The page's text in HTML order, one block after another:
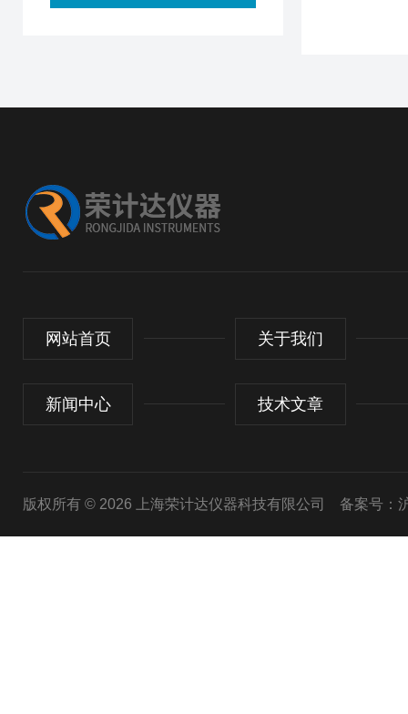
网站首页 关于我们
新闻中心 技术文章
版权所有 © 2026 上海荣计达仪器科技有限公司 备案号：